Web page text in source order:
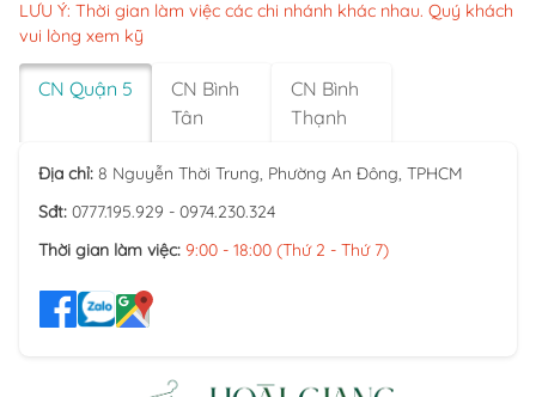
LƯU Ý: Thời gian làm việc các chi nhánh khác nhau. Quý khách
vui lòng xem kỹ
CN Quận 5
CN Bình
Tân
CN Bình
Thạnh
Địa chỉ: 8 Nguyễn Thời Trung, Phường An Đông, TPHCM
Sđt: 0777.195.929 - 0974.230.324
Thời gian làm việc: 9:00 - 18:00 (Thứ 2 - Thứ 7)